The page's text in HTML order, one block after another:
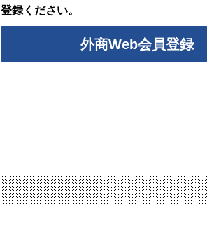
登録ください。
外商Web会員登録